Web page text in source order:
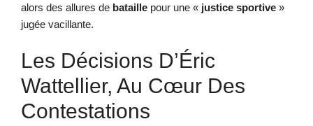
alors des allures de bataille pour une « justice sportive »
jugée vacillante.
Les Décisions D’Éric
Wattellier, Au Cœur Des
Contestations